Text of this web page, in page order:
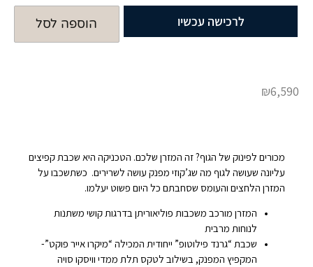
הוספה לסל לרכישה עכשיו
₪6,590
מכורים לפינוק של הגוף? זה המזרן שלכם. הטכניקה היא שכבת קפיצים
עליונה שעושה לגוף מה שג’קוזי מפנק עושה לשרירים. כשתשכבו על
המזרן הלחצים והעומס שסחבתם כל היום פשוט יעלמו.
המזרן מורכב משכבות פוליאוריתן בדרגות קושי משתנות
לנוחות מרבית
שכבת “גרנד פילוטופ” ייחודית המכילה “מיקרו אייר פוקט”-
המקפיץ המפנק, בשילוב לטקס תלת ממדי וויסקו סויה